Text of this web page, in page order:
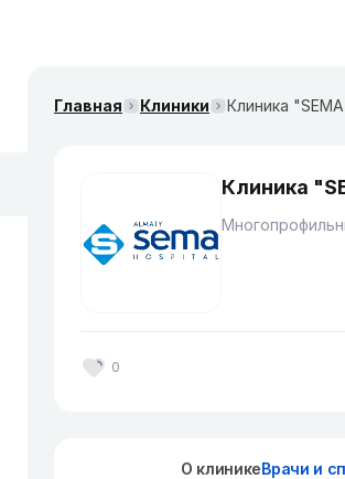
Главная Клиники Клиника
Клиника
0
О клиникеВрачи и